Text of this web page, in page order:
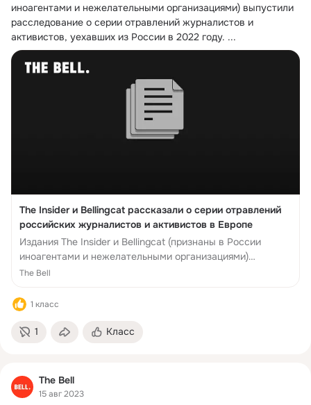
иноагентами и нежелательными организациями) выпустили
расследование о серии отравлений журналистов и
активистов, уехавших из России в 2022 году. ...
The Insider и Bellingcat рассказали о серии отравлений
российских журналистов и активистов в Европе
Издания The Insider и Bellingcat (признаны в России
иноагентами и нежелательными организациями)
выпустили расследование о серии отравлений
The Bell
1 класс
1 Класс
The Bell
15 авг 2023